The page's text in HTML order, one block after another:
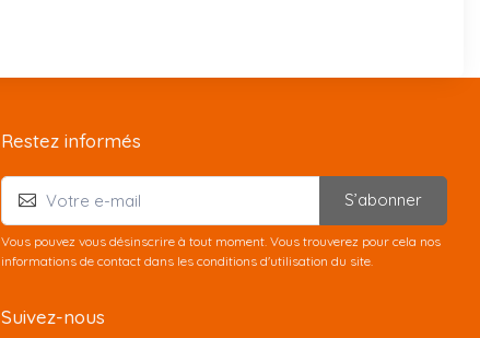
Restez informés
S’abonner
Vous pouvez vous désinscrire à tout moment. Vous trouverez pour cela nos
informations de contact dans les conditions d'utilisation du site.
Suivez-nous